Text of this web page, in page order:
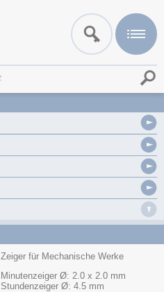
Zeiger für Mechanische Werke
Minutenzeiger Ø: 2.0 x 2.0 mm
Stundenzeiger Ø: 4.5 mm